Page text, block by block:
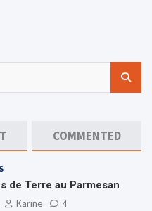
COMMENTED
de Terre au Parmesan
Karine 4